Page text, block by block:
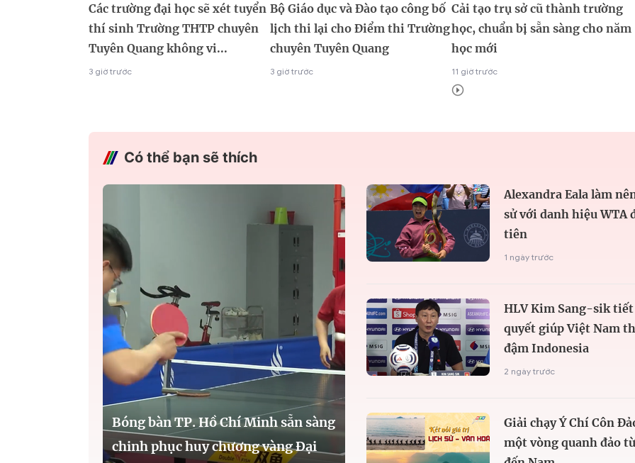
Các trường đại học sẽ xét tuyển
thí sinh Trường THTP chuyên
Tuyên Quang không vi...
3 giờ trước
Bộ Giáo dục và Đào tạo công bố
lịch thi lại cho Điểm thi Trường
chuyên Tuyên Quang
3 giờ trước
Cải tạo trụ sở cũ thành trường
học, chuẩn bị sẵn sàng cho năm
học mới
11 giờ trước
Có thể bạn sẽ thích
Bóng bàn TP. Hồ Chí Minh sẵn sàng
chinh phục huy chương vàng Đại
Alexandra Eala làm
sử với danh hiệu WTA
tiên
1 ngày trước
HLV Kim Sang-sik
quyết giúp Việt Nam
đậm Indonesia
2 ngày trước
Giải chạy Ý Chí Côn
một vòng quanh đảo